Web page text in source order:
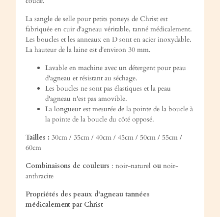
La sangle de selle pour petits poneys de Christ est
fabriquée en cuir d'agneau véritable, tanné médicalement.
Les boucles et les anneaux en D sont en acier inoxydable.
La hauteur de la laine est d'environ 30 mm.
Lavable en machine avec un détergent pour peau
d'agneau et résistant au séchage.
Les boucles ne sont pas élastiques et la peau
d'agneau n'est pas amovible.
La longueur est mesurée de la pointe de la boucle à
la pointe de la boucle du côté opposé.
Tailles : 30cm / 35cm / 40cm / 45cm / 50cm / 55cm /
60cm
Combinaisons de couleurs : noir-naturel ou noir-
anthracite
Propriétés des peaux d'agneau tannées
médicalement par Christ